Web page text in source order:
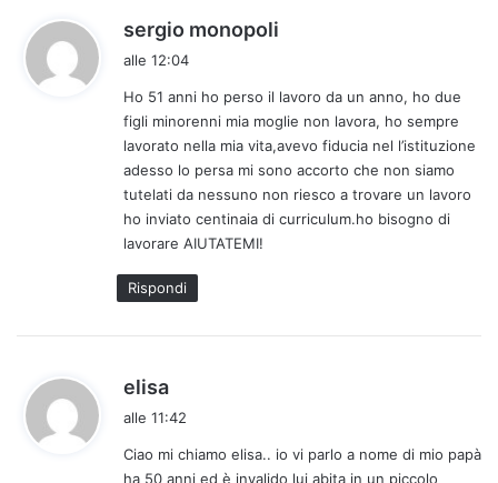
sergio monopoli
e
t
t
o
:
alle 12:04
Ho 51 anni ho perso il lavoro da un anno, ho due
figli minorenni mia moglie non lavora, ho sempre
lavorato nella mia vita,avevo fiducia nel l’istituzione
adesso lo persa mi sono accorto che non siamo
tutelati da nessuno non riesco a trovare un lavoro
ho inviato centinaia di curriculum.ho bisogno di
lavorare AIUTATEMI!
Rispondi
elisa
e
alle 11:42
Ciao mi chiamo elisa.. io vi parlo a nome di mio papà
ha 50 anni ed è invalido lui abita in un piccolo